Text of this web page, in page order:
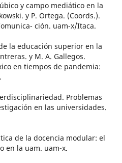
y campo mediático en la
y P. Ortega. (Coords.).
ción. uam-x/Itaca.
la educación superior en la
y M. A. Gallegos.
en tiempos de pandemia:
Problemas
en las universidades.
de la docencia modular: el
en la uam. uam-x.